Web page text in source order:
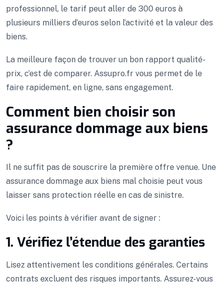
professionnel, le tarif peut aller de 300 euros à
plusieurs milliers d’euros selon l’activité et la valeur des
biens.
La meilleure façon de trouver un bon rapport qualité-
prix, c’est de comparer. Assupro.fr vous permet de le
faire rapidement, en ligne, sans engagement.
Comment bien choisir son
assurance dommage aux biens
?
Il ne suffit pas de souscrire la première offre venue. Une
assurance dommage aux biens mal choisie peut vous
laisser sans protection réelle en cas de sinistre.
Voici les points à vérifier avant de signer :
1. Vérifiez l’étendue des garanties
Lisez attentivement les conditions générales. Certains
contrats excluent des risques importants. Assurez-vous